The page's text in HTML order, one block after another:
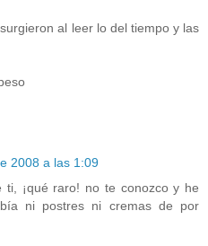
al leer lo del tiempo y las
2008 a las 1:09
ti, ¡qué raro! no te conozco y he
ni postres ni cremas de por